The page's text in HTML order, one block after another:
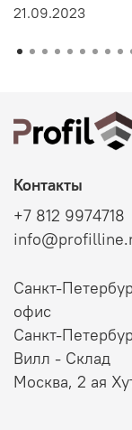
21.09.2023
Контакты
+7 812 9974718
Санкт-
офис
Санкт-
Вилл - Склад
Москва, 2 ая